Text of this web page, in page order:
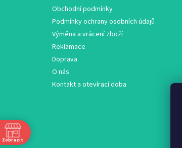
Obchodní podmínky
Podmínky ochrany osobních údajů
Výměna a vrácení zboží
Reklamace
Doprava
O nás
Kontakt a otevírací doba
Zobrazit